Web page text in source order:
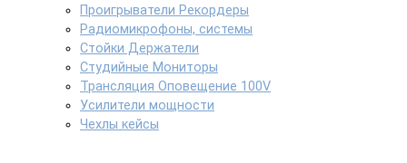
Проигрыватели Рекордеры
Радиомикрофоны, системы
Стойки Держатели
Студийные Мониторы
Трансляция Оповещение 100V
Усилители мощности
Чехлы кейсы